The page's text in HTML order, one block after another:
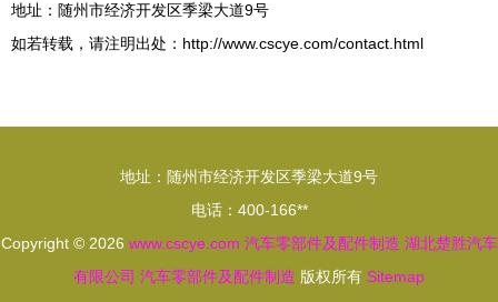
地址：随州市经济开发区季梁大道9号
如若转载，请注明出处：http://www.cscye.com/contact.html
地址：随州市经济开发区季梁大道9号
电话：400-166**
Copyright © 2026 www.cscye.com 汽车零部件及配件制造 湖北楚胜汽车
有限公司 汽车零部件及配件制造 版权所有 Sitemap